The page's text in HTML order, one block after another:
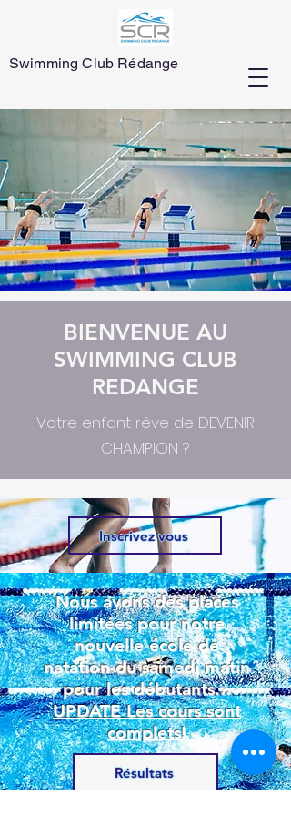
Swimming Club Rédange
BIENVENUE AU
SWIMMING CLUB
REDANGE
Votre enfant rêve de DEVENIR
CHAMPION ?
Inscrivez vous
Nous avons des places
limitées pour notre
nouvelle école de
natation du samedi matin
pour les débutants...
UPDATE Les cours sont
complets!
Résultats